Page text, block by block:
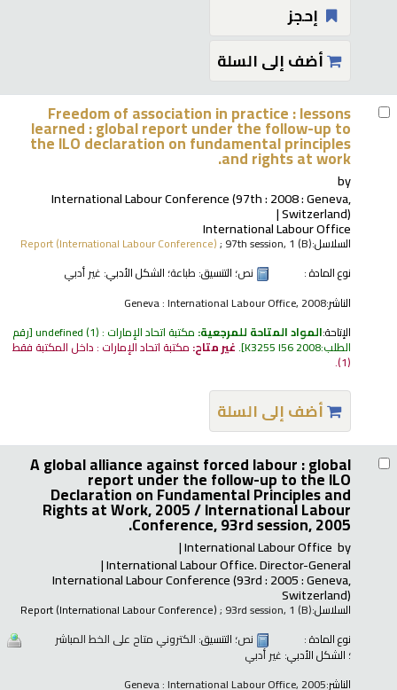
إحجز
أضف إلى السلة
Freedom of association in practice : lessons
learned : global report under the follow-up to
the ILO declaration on fundamental principles
and rights at work.
by
International Labour Conference(97th : 2008 : Geneva,
Switzerland)
International Labour Office
السلاسل: Report (International Labour Conference); 97th session, 1 (B)
نوع المادة :
نص؛ التنسيق: طباعة؛ الشكل الأدبي: غير أدبي
الناشر:Geneva : International Labour Office, 2008
الإتاحة:المواد المتاحة للمرجعية: مكتبة اتحاد الإمارات : undefined(1) رقم
الطلب:K3255 I56 2008
.غير متاح: مكتبة اتحاد الإمارات : داخل المكتبة فقط
(1).
أضف إلى السلة
A global alliance against forced labour : global
report under the follow-up to the ILO
Declaration on Fundamental Principles and
Rights at Work, 2005 /International Labour
Conference, 93rd session, 2005.
by
International Labour Office
International Labour Office. Director-General
International Labour Conference(93rd : 2005 : Geneva,
Switzerland)
السلاسل: Report (International Labour Conference); 93rd session, 1 (B)
نوع المادة :
نص؛ التنسيق: الكتروني متاح على الخط المباشر
؛ الشكل الأدبي: غير أدبي
الناشر:Geneva : International Labour Office, 2005